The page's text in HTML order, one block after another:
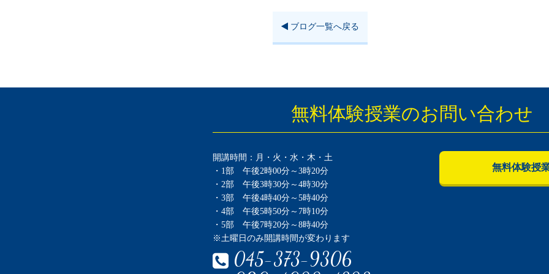
ブログ一覧へ戻る
無料体験授業のお問い合わせ
開講時間：月・火・水・木・土
・1部 午後2時00分～3時20分
・2部 午後3時30分～4時30分
・3部 午後4時40分～5時40分
・4部 午後5時50分～7時10分
・5部 午後7時20分～8時40分
※土曜日のみ開講時間が変わります
045-373-9306
無料体験授